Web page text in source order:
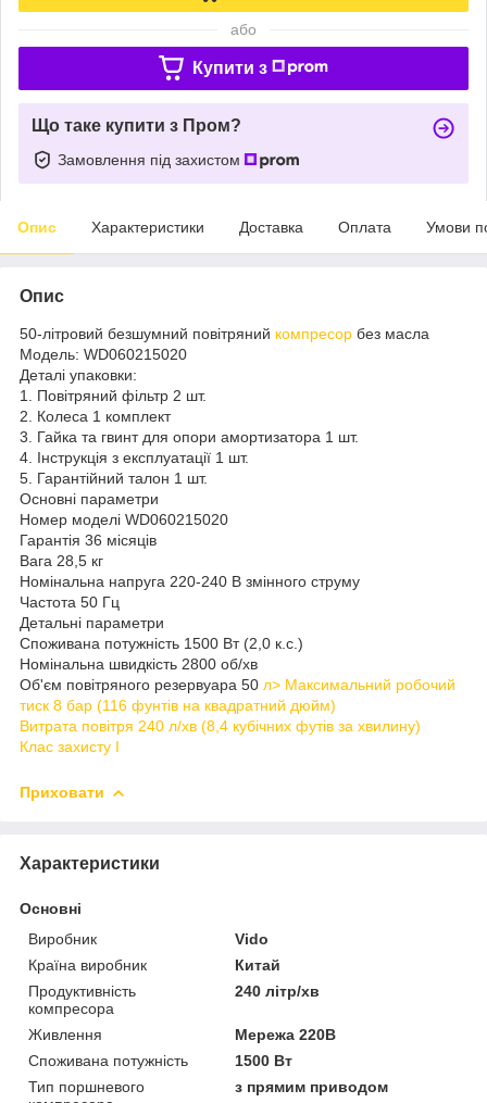
або
Купити з
Що таке купити з Пром?
Замовлення під захистом
Опис Характеристики Доставка Оплата Умови
Опис
50-літровий безшумний повітряний компресор без масла
Модель: WD060215020
Деталі упаковки:
1. Повітряний фільтр 2 шт.
2. Колеса 1 комплект
3. Гайка та гвинт для опори амортизатора 1 шт.
4. Інструкція з експлуатації 1 шт.
5. Гарантійний талон 1 шт.
Основні параметри
Номер моделі WD060215020
Гарантія 36 місяців
Вага 28,5 кг
Номінальна напруга 220-240 В змінного струму
Частота 50 Гц
Детальні параметри
Споживана потужність 1500 Вт (2,0 к.с.)
Номінальна швидкість 2800 об/хв
Об'єм повітряного резервуара 50 л> Максимальний робочий
тиск 8 бар (116 фунтів на квадратний дюйм)
Витрата повітря 240 л/хв (8,4 кубічних футів за хвилину)
Клас захисту I
Приховати
Характеристики
Основні
Виробник
Vido
Країна виробник
Китай
Продуктивність
компресора
240 літр/хв
Живлення
Мережа 220В
Споживана потужність
1500 Вт
Тип поршневого
з прямим приводом